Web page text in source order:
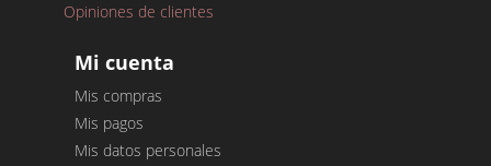
Opiniones de clientes
Mi cuenta
Mis compras
Mis pagos
Mis datos personales